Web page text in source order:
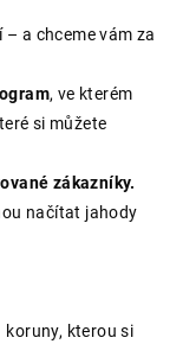
– a chceme vám za
, ve kterém
si můžete
zákazníky.
načítat jahody
kterou si